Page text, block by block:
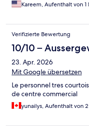
Kareem, Aufenthalt von 1
Verifizierte Bewertung
10/10 –
23. Apr. 2026
Mit Google übersetzen
Le personnel tres
de centre commercial
yunailys, Aufenthalt von